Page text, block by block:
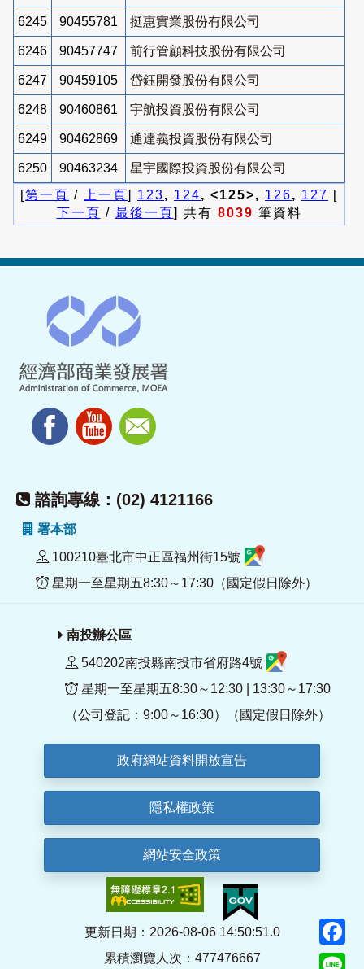
6245 90455781 挺惠實業股份有限公司
6246 90457747 前行管顧科技股份有限公司
6247 90459105 岱鈺開發股份有限公司
6248 90460861 宇航投資股份有限公司
6249 90462869 通達義投資股份有限公司
6250 90463234
星宇國際投資股份有限公司
[第一頁 / 上一頁] 123, 124, <125>, 126, 127 [
下一頁 / 最後一頁] 共有 8039 筆資料
諮詢專線：(02) 4121166
署本部
100210臺北市中正區福州街15號
星期一至星期五8:30～17:30（國定假日除外）
南投辦公區
540202南投縣南投市省府路4號
星期一至星期五8:30～12:30 | 13:30～17:30
（公司登記：9:00～16:30）（國定假日除外）
政府網站資料開放宣告
隱私權政策
網站安全政策
更新日期：2026-08-06 14:50:51.0
累積瀏覽人次：477476667